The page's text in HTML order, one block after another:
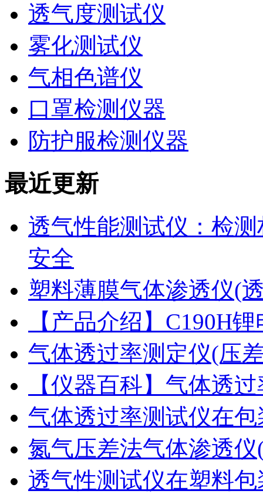
透气度测试仪
雾化测试仪
气相色谱仪
口罩检测仪器
防护服检测仪器
最近更新
透气性能测试仪：检
安全
塑料薄膜气体渗透仪(
【产品介绍】C190H
气体透过率测定仪(压
【仪器百科】气体透
气体透过率测试仪在
氮气压差法气体渗透
透气性测试仪在塑料